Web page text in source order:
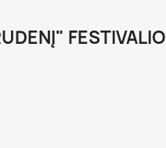
FESTIVALIO